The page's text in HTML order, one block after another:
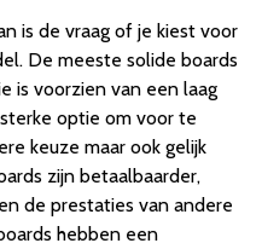
is de vraag of je kiest voor
De meeste solide boards
is voorzien van een laag
optie om voor te
keuze maar ook gelijk
zijn betaalbaarder,
de prestaties van andere
hebben een